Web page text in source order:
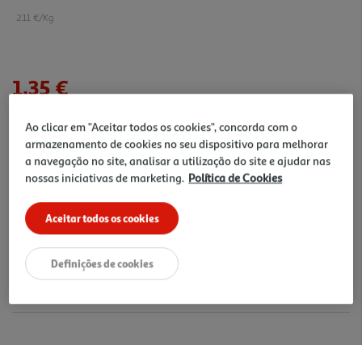
2.11 €/Kg
1,35 €
Notas de preparação
Ao clicar em "Aceitar todos os cookies", concorda com o
armazenamento de cookies no seu dispositivo para melhorar
a navegação no site, analisar a utilização do site e ajudar nas
nossas iniciativas de marketing. Política de Cookies
Aceitar todos os cookies
Definições de cookies